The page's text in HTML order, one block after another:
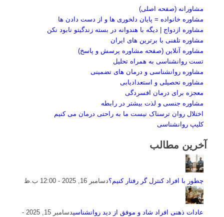
مشاورانه (صفحه اصلی)
مشاوره خانواده = پایان دلخوری ها و از دست دادن ها
مشاوره ازدواج | دیگه با هندوانه در بسته زندگیتو نابود نکن
مشاوره تلفنی با برترین های ایران
مشاوره آنلاین (صفحه مشاوره پرسش و پاسخ)
تست روانشناسی به همراه تحلیل
مشاوره روانشناسی و درمان های تضمینی
مشاوره تحصیلی و استعدادیابی
معجزه برای درمان افسردگی
مشاوره جنسی و لذت بیشتر در رابطه
اختلال روان ترسناک نیست ما به راحتی درمان می کنیم
کلیپ روانشناسی
آخرین مطالب
چطور با افراد کنترل گر رفتار کنیم؟دسامبر 16, 2025 - 12:00 ب.ظ
عادات ذهنی افراد شاد و موفق از دید روانشناسی
دسامبر 15, 2025 -